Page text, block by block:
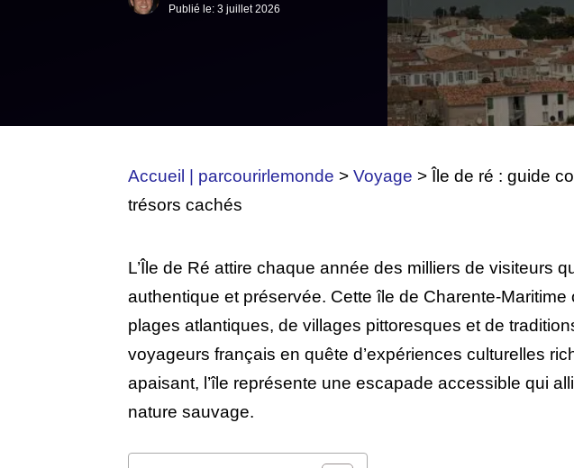
Publié le: 3 juillet 2026
Accueil | parcourirlemonde > Voyage > Île de ré : guide
trésors cachés
L’Île de Ré attire chaque année des milliers de visiteurs
authentique et préservée. Cette île de Charente-
plages atlantiques, de villages pittoresques et de
voyageurs français en quête d’expériences culturelles
apaisant, l’île représente une escapade accessible qui
nature sauvage.